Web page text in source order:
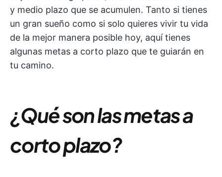
y medio plazo que se acumulen. Tanto si tienes
un gran sueño como si solo quieres vivir tu vida
de la mejor manera posible hoy, aquí tienes
algunas metas a corto plazo que te guiarán en
tu camino.
¿Qué son las metas a
corto plazo?